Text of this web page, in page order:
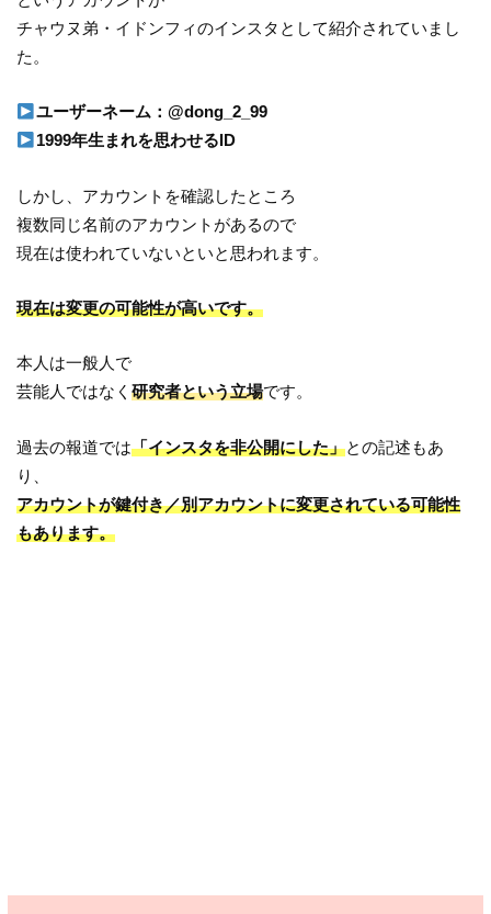
チャウヌ弟・イドンフィのインスタとして紹介されていまし
た。
ユーザーネーム：@dong_2_99
1999年生まれを思わせるID
しかし、アカウントを確認したところ
複数同じ名前のアカウントがあるので
現在は使われていないといと思われます。
現在は変更の可能性が高いです。
本人は一般人で
芸能人ではなく研究者という立場です。
過去の報道では「インスタを非公開にした」との記述もあ
り、
アカウントが鍵付き／別アカウントに変更されている可能性
もあります。